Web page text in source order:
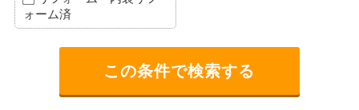
ォーム済